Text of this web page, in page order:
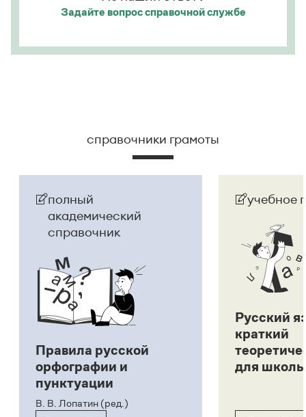
Задайте вопроссправочной службе
справочники грамоты
полный
академический
справочник
Правила русской
орфографии и
пунктуации
В. В. Лопатин (ред.)
учебное
Русский
краткий
для